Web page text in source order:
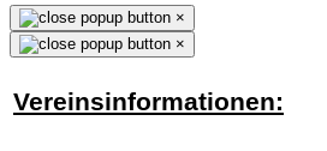
×
×
Vereinsinformationen: